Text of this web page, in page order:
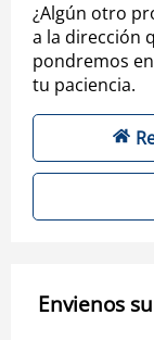
¿Algún otro
a la dirección
pondremos
tu paciencia.
Envienos